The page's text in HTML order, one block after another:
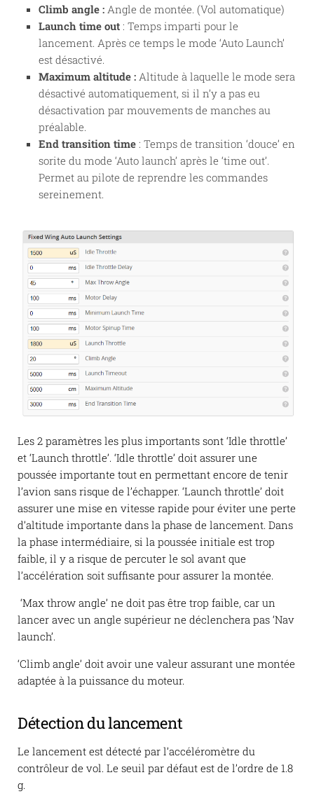
Climb angle : Angle de montée. (Vol automatique)
Launch time out : Temps imparti pour le
lancement. Après ce temps le mode ‘Auto Launch’
est désactivé.
Maximum altitude : Altitude à laquelle le mode sera
désactivé automatiquement, si il n’y a pas eu
désactivation par mouvements de manches au
préalable.
End transition time : Temps de transition ‘douce’ en
sorite du mode ‘Auto launch’ après le ‘time out’.
Permet au pilote de reprendre les commandes
sereinement.
Les 2 paramètres les plus importants sont ‘Idle throttle’
et ‘Launch throttle’. ‘Idle throttle’ doit assurer une
poussée importante tout en permettant encore de tenir
l’avion sans risque de l’échapper. ‘Launch throttle’ doit
assurer une mise en vitesse rapide pour éviter une perte
d’altitude importante dans la phase de lancement. Dans
la phase intermédiaire, si la poussée initiale est trop
faible, il y a risque de percuter le sol avant que
l’accélération soit suffisante pour assurer la montée.
‘Max throw angle’ ne doit pas être trop faible, car un
lancer avec un angle supérieur ne déclenchera pas ‘Nav
launch’.
‘Climb angle’ doit avoir une valeur assurant une montée
adaptée à la puissance du moteur.
Détection du lancement
Le lancement est détecté par l’accéléromètre du
contrôleur de vol. Le seuil par défaut est de l’ordre de 1.8
g.